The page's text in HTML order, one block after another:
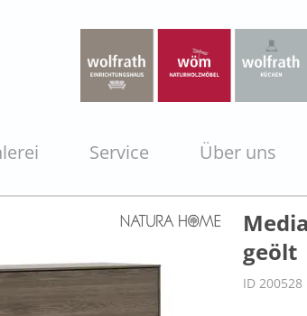
Service Über uns
geölt
ID 200528